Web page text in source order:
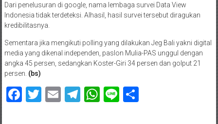
Dari penelusuran di google, nama lembaga survei Data View
Indonesia tidak terdeteksi. Alhasil, hasil survei tersebut diragukan
kredibilitasnya.
Sementara jika mengikuti polling yang dilakukan Jeg Bali yakni digital
media yang dikenal independen, paslon Mulia-PAS unggul dengan
angka 45 persen, sedangkan Koster-Giri 34 persen dan golput 21
persen. (bs)
Facebook
Twitter
EmailTelegram
WhatsApp
LineShare